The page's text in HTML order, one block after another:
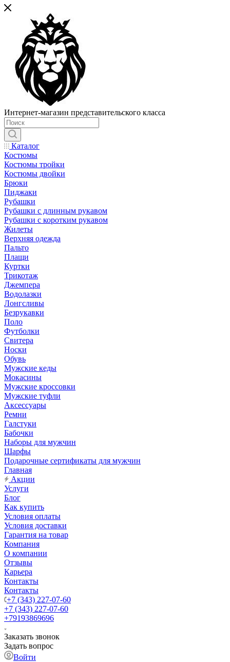
Интернет-магазин представительского класса
Каталог
Костюмы
Костюмы тройки
Костюмы двойки
Брюки
Пиджаки
Рубашки
Рубашки с длинным рукавом
Рубашки с коротким рукавом
Жилеты
Верхняя одежда
Пальто
Плащи
Куртки
Трикотаж
Джемпера
Водолазки
Лонгсливы
Безрукавки
Поло
Футболки
Свитера
Носки
Обувь
Мужские кеды
Мокасины
Мужские кроссовки
Мужские туфли
Аксессуары
Ремни
Галстуки
Бабочки
Наборы для мужчин
Шарфы
Подарочные сертификаты для мужчин
Главная
Акции
Услуги
Блог
Как купить
Условия оплаты
Условия доставки
Гарантия на товар
Компания
О компании
Отзывы
Карьера
Контакты
Контакты
+7 (343) 227-07-60
+7 (343) 227-07-60
+79193869696
Заказать звонок
Задать вопрос
Войти